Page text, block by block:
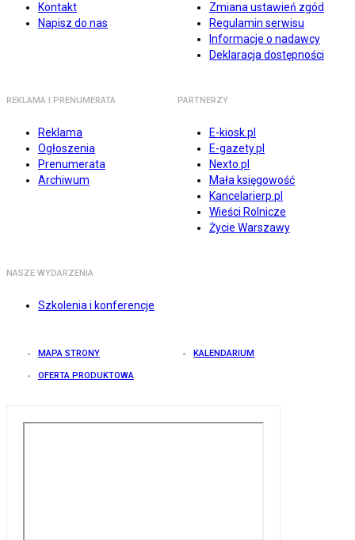
Kontakt
Napisz do nas
Zmiana ustawień zgód
Regulamin serwisu
Informacje o nadawcy
Deklaracja dostępności
REKLAMA I PRENUMERATA
Reklama
Ogłoszenia
Prenumerata
Archiwum
PARTNERZY
E-kiosk.pl
E-gazety.pl
Nexto.pl
Mała księgowość
Kancelarierp.pl
Wieści Rolnicze
Życie Warszawy
NASZE WYDARZENIA
Szkolenia i konferencje
MAPA STRONY KALENDARIUM
OFERTA PRODUKTOWA